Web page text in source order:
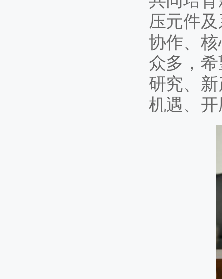
压元件
协作、
众多，
研究、
机遇、